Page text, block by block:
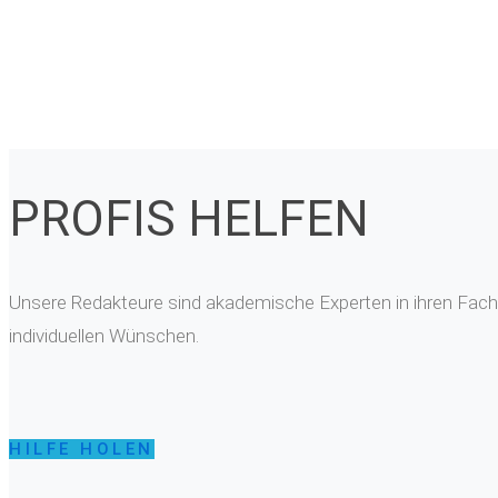
PROFIS HELFEN
Unsere Redakteure sind akademische Experten in ihren
individuellen Wünschen.
HILFE HOLEN